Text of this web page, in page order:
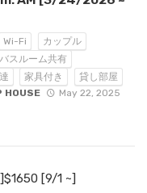
Wi-Fi
カップル
バスルーム共有
家具付き
貸し部屋
HOUSE
May 22, 2025
[9/1 ~]